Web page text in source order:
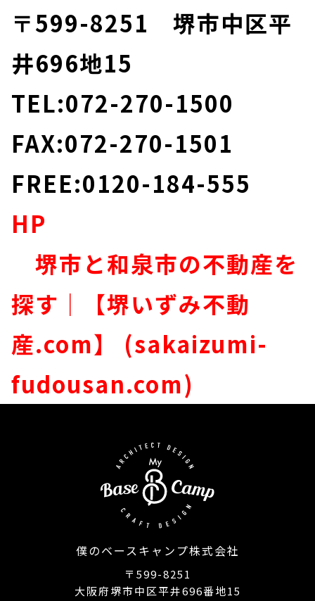
〒599-8251 堺市中区平
井696地15
TEL:072-270-1500
FAX:072-270-1501
FREE:0120-184-555
HP
堺市と和泉市の不動産を
探す｜【堺いずみ不動
産.com】 (sakaizumi-
fudousan.com)
僕のベースキャンプ株式会社
〒599-8251
大阪府堺市中区平井696番地15